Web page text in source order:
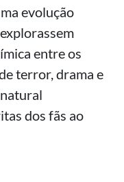
evolução
entre os
terror, drama e
dos fãs ao